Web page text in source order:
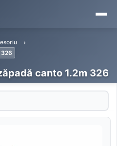
canto 1.2m 326